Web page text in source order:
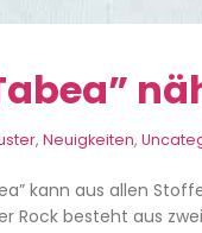
, Neuigkeiten,
kann aus allen
Rock besteht aus